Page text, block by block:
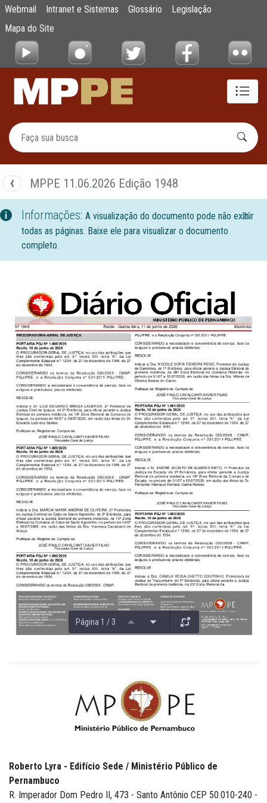
Pular para o Conteúdo principal
Documentos
Webmail Intranet e Sistemas Glossário
Legislação
Mapa do Site
MPPE 11.06.2026 Edição 1948
Informações: A visualização do documento pode não exibir
todas as páginas. Baixe ele para visualizar o documento
completo.
Página 1 / 3
Roberto Lyra - Edifício Sede / Ministério Público de
Pernambuco
R. Imperador Dom Pedro II, 473 - Santo Antônio CEP 50.010-240 -